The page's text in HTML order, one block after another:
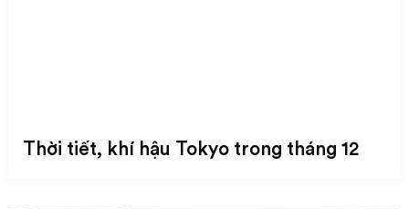
Thời tiết, khí hậu Tokyo trong tháng 12